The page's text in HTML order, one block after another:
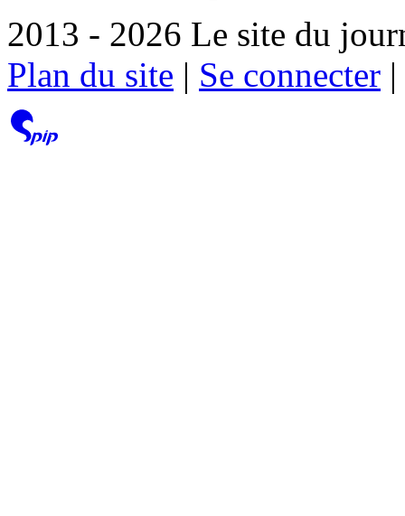
2013 - 2026 Le site du
Plan du site | Se connecter |